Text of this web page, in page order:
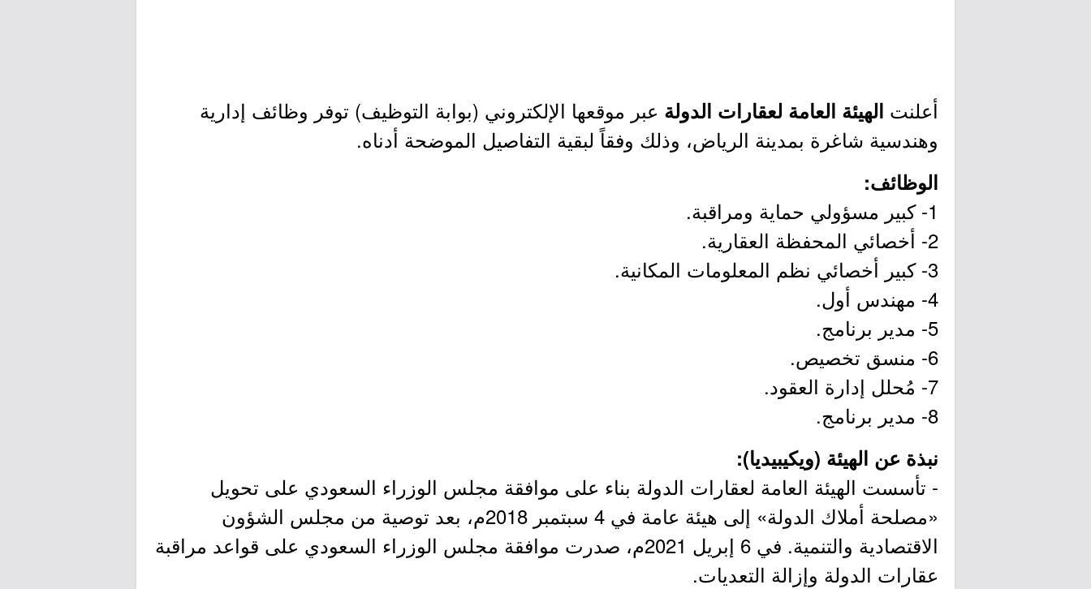
أعلنت الهيئة العامة لعقارات الدولة عبر موقعها الإلكتروني (بوابة التوظيف) توفر وظائف إدارية
وهندسية شاغرة بمدينة الرياض، وذلك وفقاً لبقية التفاصيل الموضحة أدناه.
الوظائف:
1- كبير مسؤولي حماية ومراقبة.
2- أخصائي المحفظة العقارية.
3- كبير أخصائي نظم المعلومات المكانية.
4- مهندس أول.
5- مدير برنامج.
6- منسق تخصيص.
7- مُحلل إدارة العقود.
8- مدير برنامج.
نبذة عن الهيئة (ويكيبيديا):
- تأسست الهيئة العامة لعقارات الدولة بناء على موافقة مجلس الوزراء السعودي على تحويل
«مصلحة أملاك الدولة» إلى هيئة عامة في 4 سبتمبر 2018م، بعد توصية من مجلس الشؤون
الاقتصادية والتنمية. في 6 إبريل 2021م، صدرت موافقة مجلس الوزراء السعودي على قواعد مراقبة
عقارات الدولة وإزالة التعديات.